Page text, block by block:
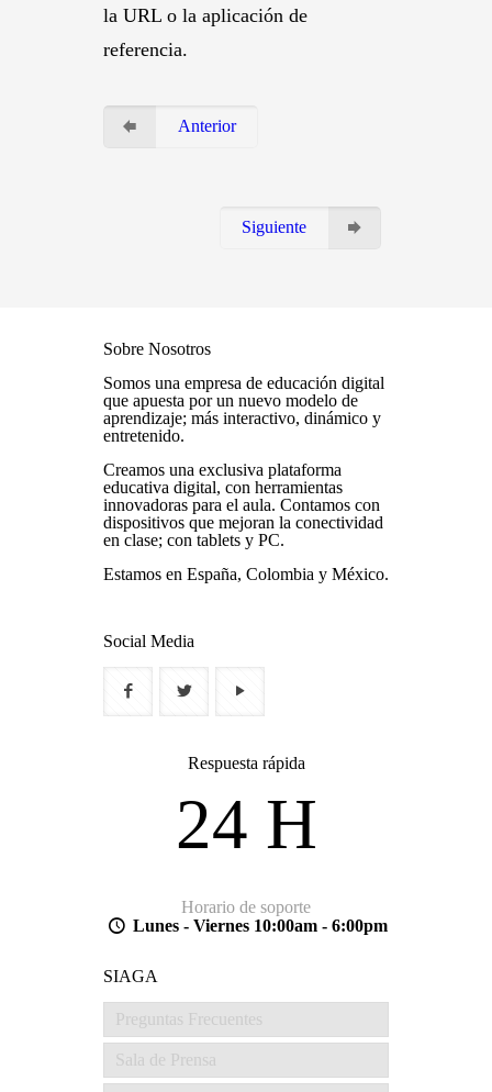
la URL o la aplicación de
referencia.
Anterior
Siguiente
Sobre Nosotros
Somos una empresa de educación digital
que apuesta por un nuevo modelo de
aprendizaje; más interactivo, dinámico y
entretenido.
Creamos una exclusiva plataforma
educativa digital, con herramientas
innovadoras para el aula. Contamos con
dispositivos que mejoran la conectividad
en clase; con tablets y PC.
Estamos en España, Colombia y México.
Social Media
Respuesta rápida
24 H
Horario de soporte
Lunes - Viernes 10:00am - 6:00pm
SIAGA
Preguntas Frecuentes
Sala de Prensa